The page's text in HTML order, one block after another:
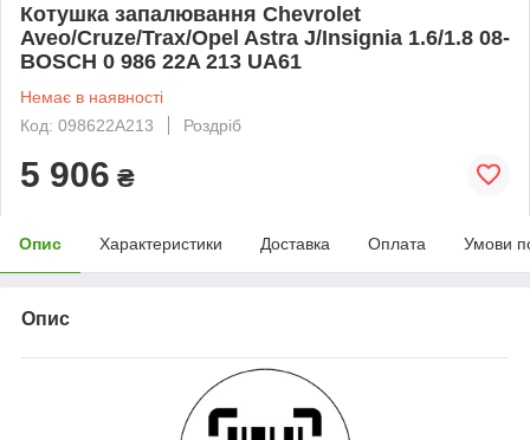
Котушка запалювання Chevrolet
Aveo/Cruze/Trax/Opel Astra J/Insignia 1.6/1.8 08-
BOSCH 0 986 22A 213 UA61
Немає в наявності
Код: 098622A213
Роздріб
5 906 ₴
Опис Характеристики Доставка Оплата Умови
Опис